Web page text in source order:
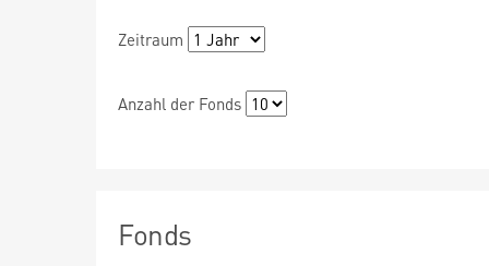
Zeitraum
Anzahl der Fonds
Fonds